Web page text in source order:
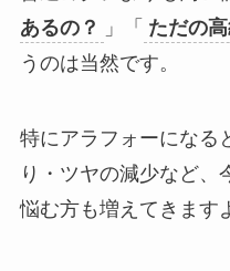
あるの？
」「 ただの
うのは当然です。
特にアラフォーになる
り・ツヤの減少など、
悩む方も増えてきます